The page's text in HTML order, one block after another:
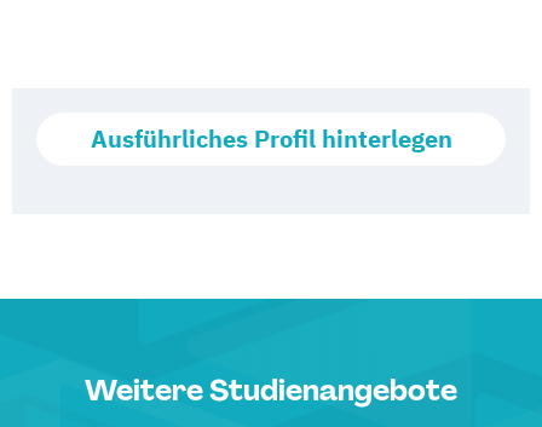
Ausführliches Profil hinterlegen
Weitere Studienangebote